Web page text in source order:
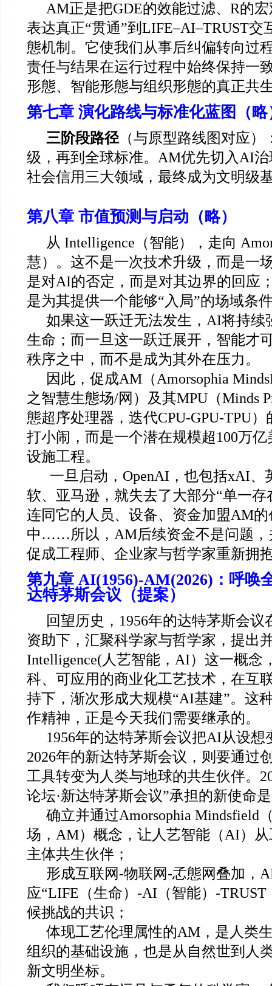
AM正是把GDE的效能过滤、R的
表达真正“贯通”到LIFE–AI–TRUST交
態机制。它使我们从事后纠偏转向过
责任与结果在运行过程中始终保持一
形態、智能形態与组织形態的真正共
第七章 演化路线与标准化蓝图（略
三阶段路径（与原型路线图对应）
级，再到全球标准。AM优先切入AI
社会信用三大领域，最终成为文明级
第八章 市值预测与启动（略）
从 Intelligence（智能），走向
慧）。这不是一次技术升级，而是一
是对AI的否定，而是对其边界的回应
是为其提供一个能够“入局”的场域条
如果这一跃迁无法发生，AI将持续
生命；而一旦这一跃迁展开，智能才
秩序之中，而不是成为其外在压力。
因此，促成AM（Amorsophia
之智慧生態场/网）及其MPU（Minds
態超序处理器，迭代CPU-GPU-TPU
打小闹，而是一个潜在规模超100万
设施工程。
一旦启动，OpenAI，也包括xAI、
软、亚马逊，就失去了大部分“单一存
连同它的人员、设备、资金加盟AM
中……所以，AM后续资金不是问题
促成工程师、企业家与哲学家重新拥
第九章 AI(1956)-AM(2026)：呼唤
达特茅斯会议（提案）
回望历史，1956年的达特茅斯会
资助下，汇聚科学家与哲学家，提出
Intelligence(人艺智能，AI）这一概念
科、可应用的商业化工艺技术，在互
持下，渐次形成大规模“AI基建”。这
作精神，正是今天我们需要继承的。
1956年的达特茅斯会议把AI从设想
2026年的新达特茅斯会议，则要通过
工具转变为人类与地球的共生伙伴。
论坛·新达特茅斯会议”承担的新使命
确立并通过Amorsophia Mindsfield
场，AM）概念，让人艺智能（AI）
主体共生伙伴；
形成互联网-物联网-孞態网叠加，
应“LIFE（生命）-AI（智能）-TRUST
候挑战的共识；
体现工艺伦理属性的AM，是人类
组织的基础设施，也是从自然世到人
新文明坐标。